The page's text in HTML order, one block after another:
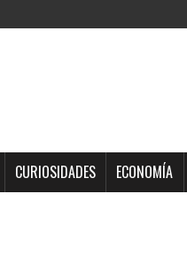
CURIOSIDADES ECONOMÍA